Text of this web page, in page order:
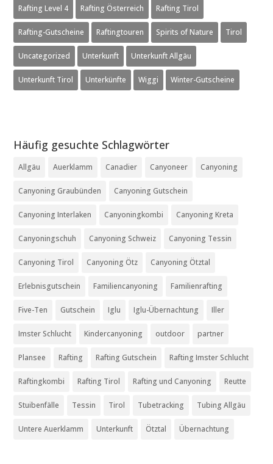
Rafting Level 4 Rafting Österreich Rafting Tirol
Rafting-Gutscheine Raftingtouren Spirits of Nature Tirol
Uncategorized Unterkunft Unterkunft Allgäu
Unterkunft Tirol Unterkünfte Wiggi Winter-Gutscheine
Häufig gesuchte Schlagwörter
Allgäu Auerklamm Canadier Canyoneer Canyoning
Canyoning Graubünden Canyoning Gutschein
Canyoning Interlaken Canyoningkombi Canyoning Kreta
Canyoningschuh Canyoning Schweiz Canyoning Tessin
Canyoning Tirol Canyoning Ötz Canyoning Ötztal
Erlebnisgutschein Familiencanyoning Familienrafting
Five-Ten Gutschein Iglu Iglu-Übernachtung Iller
Imster Schlucht Kindercanyoning outdoor partner
Plansee Rafting Rafting Gutschein Rafting Imster Schlucht
Raftingkombi Rafting Tirol Rafting und Canyoning Reutte
Stuibenfälle Tessin Tirol Tubetracking Tubing Allgäu
Untere Auerklamm Unterkunft Ötztal Übernachtung